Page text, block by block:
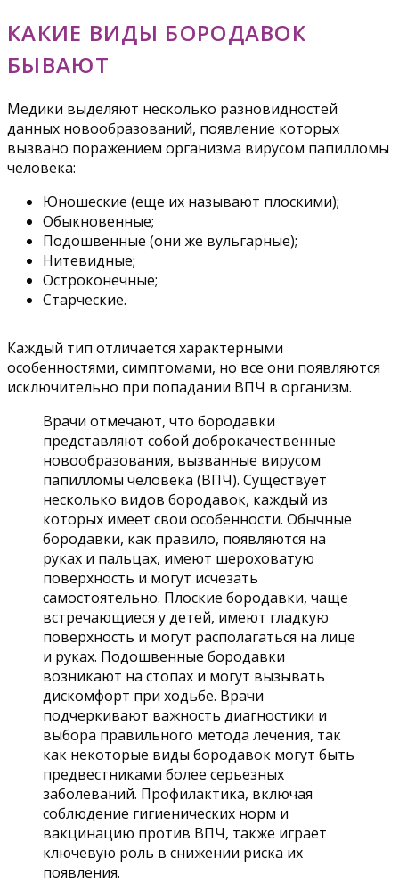
КАКИЕ ВИДЫ БОРОДАВОК
БЫВАЮТ
Медики выделяют несколько разновидностей
данных новообразований, появление которых
вызвано поражением организма вирусом папилломы
человека:
Юношеские (еще их называют плоскими);
Обыкновенные;
Подошвенные (они же вульгарные);
Нитевидные;
Остроконечные;
Старческие.
Каждый тип отличается характерными
особенностями, симптомами, но все они появляются
исключительно при попадании ВПЧ в организм.
Врачи отмечают, что бородавки
представляют собой доброкачественные
новообразования, вызванные вирусом
папилломы человека (ВПЧ). Существует
несколько видов бородавок, каждый из
которых имеет свои особенности. Обычные
бородавки, как правило, появляются на
руках и пальцах, имеют шероховатую
поверхность и могут исчезать
самостоятельно. Плоские бородавки, чаще
встречающиеся у детей, имеют гладкую
поверхность и могут располагаться на лице
и руках. Подошвенные бородавки
возникают на стопах и могут вызывать
дискомфорт при ходьбе. Врачи
подчеркивают важность диагностики и
выбора правильного метода лечения, так
как некоторые виды бородавок могут быть
предвестниками более серьезных
заболеваний. Профилактика, включая
соблюдение гигиенических норм и
вакцинацию против ВПЧ, также играет
ключевую роль в снижении риска их
появления.